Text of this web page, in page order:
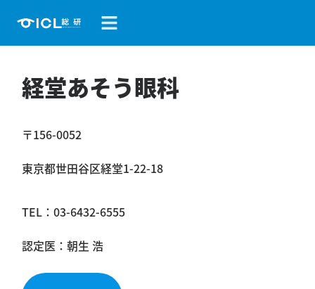
経堂あそう眼科
〒156-0052
東京都世田谷区経堂1-22-18
TEL：03-6432-6555
認定医：朝生 浩